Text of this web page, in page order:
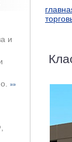
и
»»